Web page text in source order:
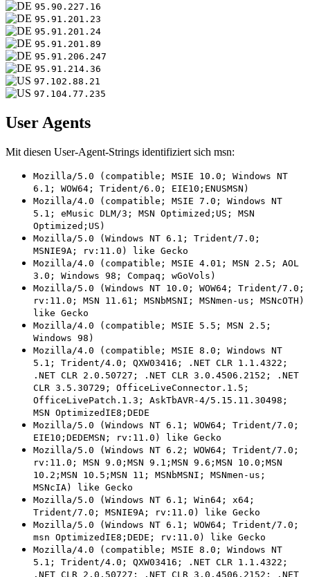
95.90.227.16
95.91.201.23
95.91.201.24
95.91.201.89
95.91.206.247
95.91.214.36
97.102.88.21
97.104.77.235
User Agents
Mit diesen User-Agent-Strings identifiziert sich msn:
Mozilla/5.0 (compatible; MSIE 10.0; Windows NT
6.1; WOW64; Trident/6.0; EIE10;ENUSMSN)
Mozilla/4.0 (compatible; MSIE 7.0; Windows NT
5.1; eMusic DLM/3; MSN Optimized;US; MSN
Optimized;US)
Mozilla/5.0 (Windows NT 6.1; Trident/7.0;
MSNIE9A; rv:11.0) like Gecko
Mozilla/4.0 (compatible; MSIE 4.01; MSN 2.5; AOL
3.0; Windows 98; Compaq; wGoVols)
Mozilla/5.0 (Windows NT 10.0; WOW64; Trident/7.0;
rv:11.0; MSN 11.61; MSNbMSNI; MSNmen-us; MSNcOTH)
like Gecko
Mozilla/4.0 (compatible; MSIE 5.5; MSN 2.5;
Windows 98)
Mozilla/4.0 (compatible; MSIE 8.0; Windows NT
5.1; Trident/4.0; QXW03416; .NET CLR 1.1.4322;
.NET CLR 2.0.50727; .NET CLR 3.0.4506.2152; .NET
CLR 3.5.30729; OfficeLiveConnector.1.5;
OfficeLivePatch.1.3; AskTbAVR-4/5.15.11.30498;
MSN OptimizedIE8;DEDE
Mozilla/5.0 (Windows NT 6.1; WOW64; Trident/7.0;
EIE10;DEDEMSN; rv:11.0) like Gecko
Mozilla/5.0 (Windows NT 6.2; WOW64; Trident/7.0;
rv:11.0; MSN 9.0;MSN 9.1;MSN 9.6;MSN 10.0;MSN
10.2;MSN 10.5;MSN 11; MSNbMSNI; MSNmen-us;
MSNcIA) like Gecko
Mozilla/5.0 (Windows NT 6.1; Win64; x64;
Trident/7.0; MSNIE9A; rv:11.0) like Gecko
Mozilla/5.0 (Windows NT 6.1; WOW64; Trident/7.0;
msn OptimizedIE8;DEDE; rv:11.0) like Gecko
Mozilla/4.0 (compatible; MSIE 8.0; Windows NT
5.1; Trident/4.0; QXW03416; .NET CLR 1.1.4322;
.NET CLR 2.0.50727; .NET CLR 3.0.4506.2152; .NET